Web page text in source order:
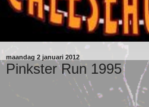
maandag 2 januari 2012
Pinkster Run 1995